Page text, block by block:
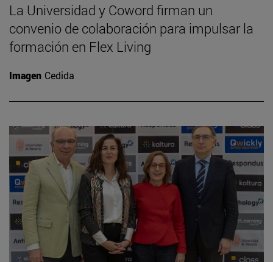
La Universidad y Coword firman un
convenio de colaboración para impulsar la
formación en Flex Living
Imagen Cedida